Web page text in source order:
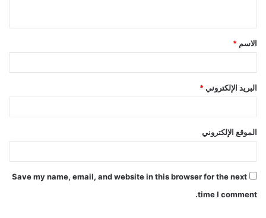
الاسم *
البريد الإلكتروني *
الموقع الإلكتروني
Save my name, email, and website in this browser for the next
time I comment.